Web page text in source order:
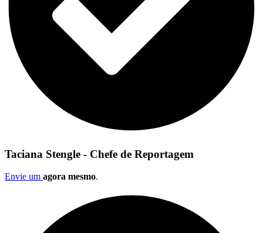
Taciana Stengle - Chefe de Reportagem
Envie um agora mesmo.